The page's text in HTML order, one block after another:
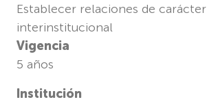
Establecer relaciones de carácter
interinstitucional
Vigencia
5 años
Institución